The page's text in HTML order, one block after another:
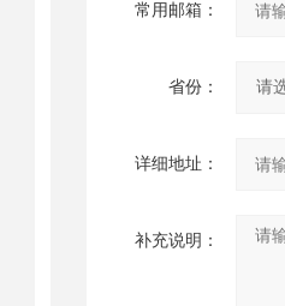
常用邮箱：
省份：
详细地址：
补充说明：